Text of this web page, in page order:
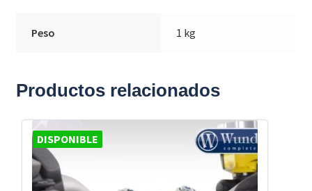
Peso 1 kg
Productos relacionados
DISPONIBLE